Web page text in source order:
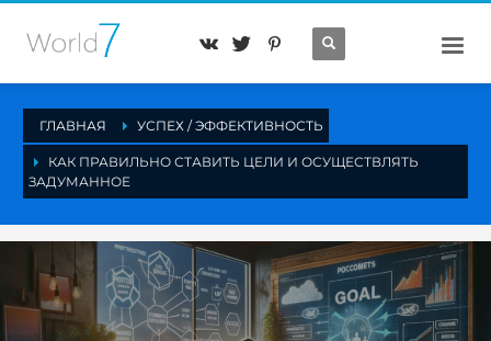
ГЛАВНАЯ УСПЕХ / ЭФФЕКТИВНОСТЬ
КАК ПРАВИЛЬНО СТАВИТЬ ЦЕЛИ И ОСУЩЕСТВЛЯТЬ
ЗАДУМАННОЕ